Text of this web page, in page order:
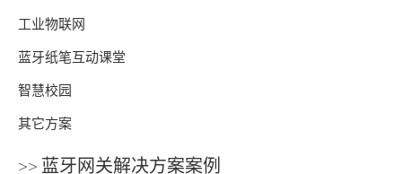
工业物联网
蓝牙纸笔互动课堂
智慧校园
其它方案
>> 蓝牙网关解决方案案例